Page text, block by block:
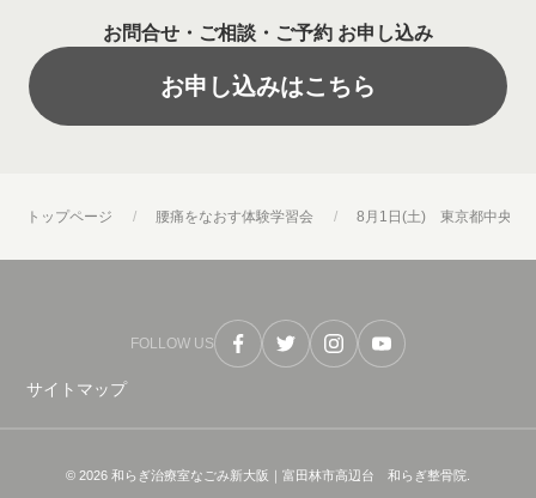
お問合せ・ご相談・ご予約 お申し込み
お申し込みはこちら
トップページ 腰痛をなおす体験学習会 8月1日(土) 東京都中央区
FOLLOW US
サイトマップ
© 2026 和らぎ治療室なごみ新大阪｜富田林市高辺台 和らぎ整骨院.